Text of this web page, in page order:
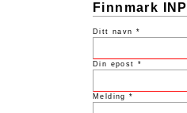
Finnmark INP
Ditt navn *
Din epost *
Melding *